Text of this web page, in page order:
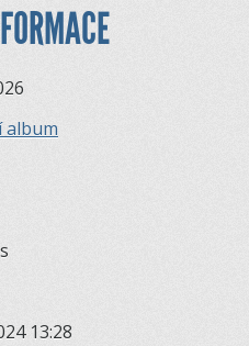
album
13:28